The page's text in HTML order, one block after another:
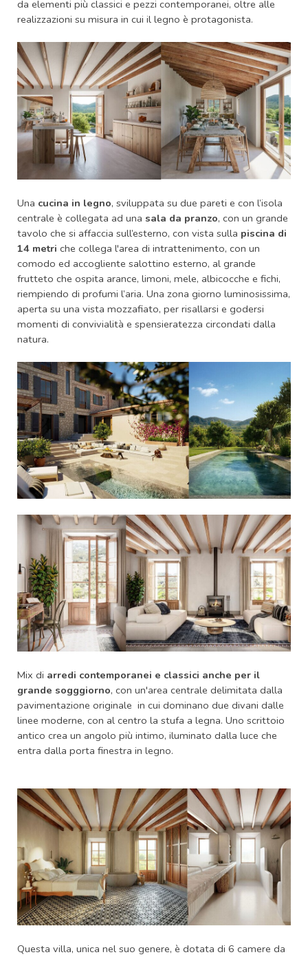
da elementi più classici e pezzi contemporanei, oltre alle
realizzazioni su misura in cui il legno è protagonista.
Una cucina in legno, sviluppata su due pareti e con l’isola
centrale è collegata ad una sala da pranzo, con un grande
tavolo che si affaccia sull’esterno, con vista sulla piscina di
14 metri che collega l'area di intrattenimento, con un
comodo ed accogliente salottino esterno, al grande
frutteto che ospita arance, limoni, mele, albicocche e fichi,
riempiendo di profumi l’aria. Una zona giorno luminosissima,
aperta su una vista mozzafiato, per risallarsi e godersi
momenti di convivialità e spensieratezza circondati dalla
natura.
Mix di arredi contemporanei e classici anche per il
grande sogggiorno, con un'area centrale delimitata dalla
pavimentazione originale in cui dominano due divani dalle
linee moderne, con al centro la stufa a legna. Uno scrittoio
antico crea un angolo più intimo, iluminato dalla luce che
entra dalla porta finestra in legno.
Questa villa, unica nel suo genere, è dotata di 6 camere da